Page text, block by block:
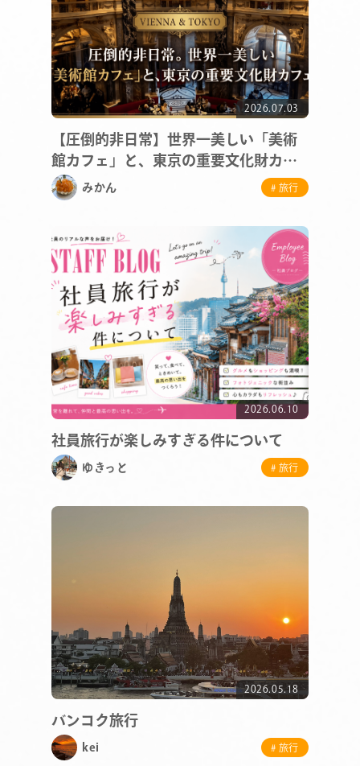
2026.07.03
【圧倒的非日常】世界一美しい「美術
館カフェ」と、東京の重要文化財カフ
ェ
みかん # 旅行
2026.06.10
社員旅行が楽しみすぎる件について
ゆきっと # 旅行
2026.05.18
バンコク旅行
kei # 旅行